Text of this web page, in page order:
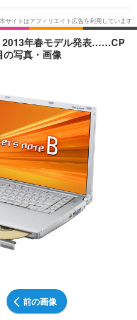
韓国・芸能
スポーツ
グルメ
ショッピング
年春モデル発表……CP
の写真・画像
前の画像